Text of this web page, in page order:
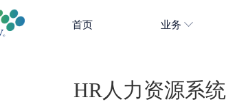
首页 业务
HR人力资源系